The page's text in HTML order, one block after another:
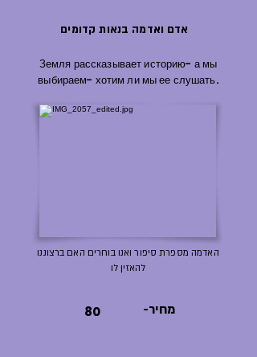
אדם ואדמה בנאות קדומים
Земля рассказывает историю- а мы
выбираем- хотим ли мы ее слушать.
האדמה מספרת סיפור ואנו בוחרים האם ברצוננו
להאזין לו
80 -מחיר